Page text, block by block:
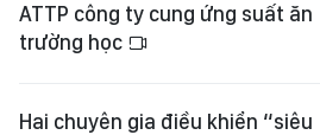
ATTP công ty cung ứng suất ăn
trường học
Hai chuyên gia điều khiển “siêu